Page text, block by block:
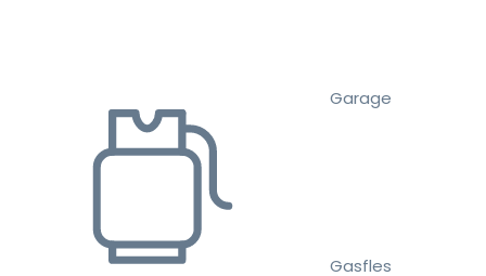
Garage
Gasfles